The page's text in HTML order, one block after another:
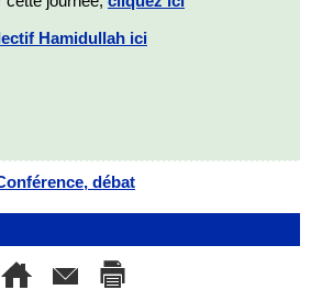
Hamidullah ici
débat